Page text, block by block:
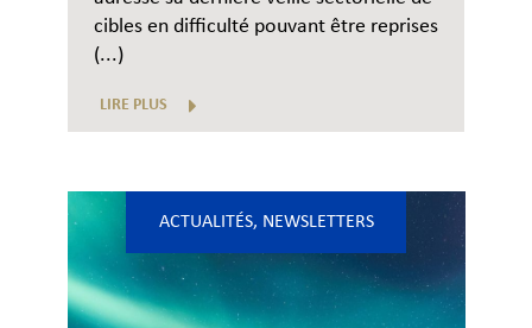
cibles en difficulté pouvant être reprises
(...)
LIRE PLUS
ACTUALITÉS, NEWSLETTERS